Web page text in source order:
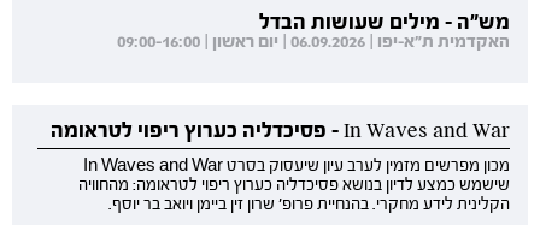
מש"ה - מילים שעושות הבדל
האקדמית ת"א-יפו | 06.09.2026 | יום ראשון | 09:00-16:00
In Waves and War - פסיכדליה כערוץ ריפוי לטראומה
מכון מפרשים מזמין לערב עיון שיעסוק בסרט In Waves and War
שישמש כמצע לדיון בנושא פסיכדליה כערוץ ריפוי לטראומה: מהחוויה
הקלינית לידע מחקרי. בהנחיית פרופ' שרון זין ביימן ויואב בר יוסף.